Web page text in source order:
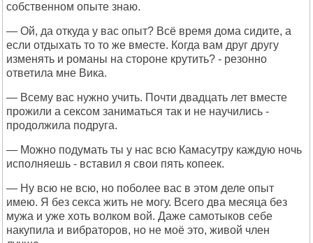
собственном опыте знаю.
— Ой, да откуда у вас опыт? Всё время дома сидите, а
если отдыхать то то же вместе. Когда вам друг другу
изменять и романы на стороне крутить? - резонно
ответила мне Вика.
— Всему вас нужно учить. Почти двадцать лет вместе
прожили а сексом заниматься так и не научились -
продолжила подруга.
— Можно подумать ты у нас всю Камасутру каждую ночь
исполняешь - вставил я свои пять копеек.
— Ну всю не всю, но поболее вас в этом деле опыт
имею. Я без секса жить не могу. Всего два месяца без
мужа и уже хоть волком вой. Даже самотыков себе
накупила и вибраторов, но не моё это, живой член